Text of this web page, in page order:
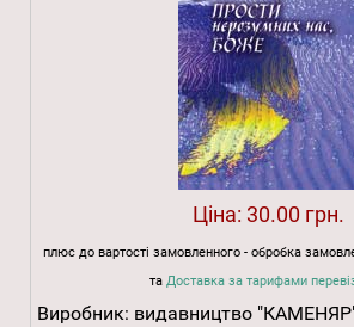
Ціна: 30.00 грн.
плюс до вартості замовленного - обробка
та Доставка за тарифами
Виробник: видавництво